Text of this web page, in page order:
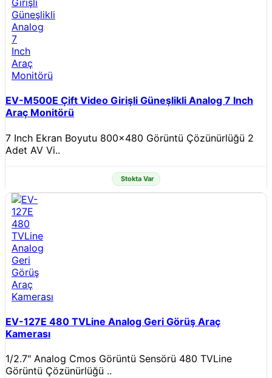
EV-M500E Çift Video Girişli Güneşlikli Analog 7 Inch
Araç Monitörü
7 Inch Ekran Boyutu 800x480 Görüntü Çözünürlüğü 2
Adet AV Vi..
Stokta Var
EV-127E 480 TVLine Analog Geri Görüş Araç
Kamerası
1/2.7" Analog Cmos Görüntü Sensörü 480 TVLine
Görüntü Çözünürlüğü ..